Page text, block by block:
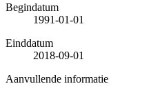
Begindatum
1991-01-01
Einddatum
2018-09-01
Aanvullende informatie